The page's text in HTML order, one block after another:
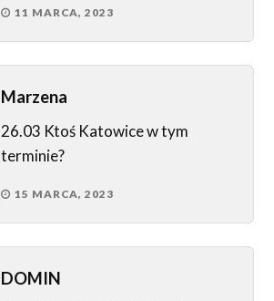
11 MARCA, 2023
Marzena
26.03 Ktoś Katowice w tym
terminie?
15 MARCA, 2023
DOMIN